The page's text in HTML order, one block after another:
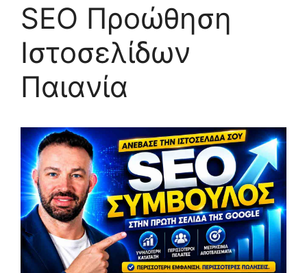
SEO Προώθηση
Ιστοσελίδων
Παιανία